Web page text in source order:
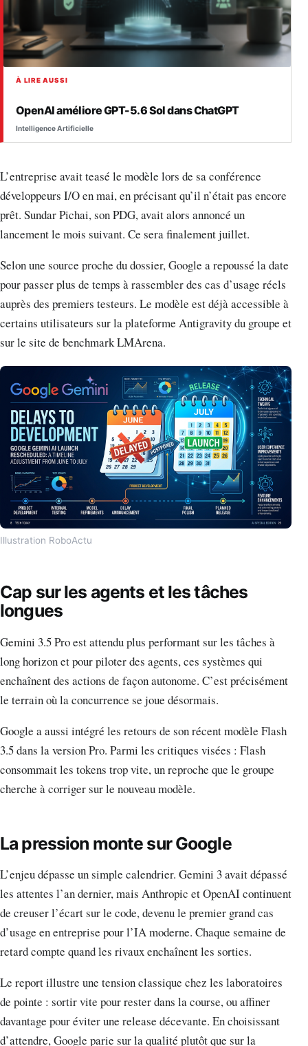
À LIRE AUSSI
OpenAI améliore GPT-5.6 Sol dans ChatGPT
Intelligence Artificielle
L’entreprise avait teasé le modèle lors de sa conférence
développeurs I/O en mai, en précisant qu’il n’était pas encore
prêt. Sundar Pichai, son PDG, avait alors annoncé un
lancement le mois suivant. Ce sera finalement juillet.
Selon une source proche du dossier, Google a repoussé la date
pour passer plus de temps à rassembler des cas d’usage réels
auprès des premiers testeurs. Le modèle est déjà accessible à
certains utilisateurs sur la plateforme Antigravity du groupe et
sur le site de benchmark LMArena.
Illustration RoboActu
Cap sur les agents et les tâches
longues
Gemini 3.5 Pro est attendu plus performant sur les tâches à
long horizon et pour piloter des agents, ces systèmes qui
enchaînent des actions de façon autonome. C’est précisément
le terrain où la concurrence se joue désormais.
Google a aussi intégré les retours de son récent modèle Flash
3.5 dans la version Pro. Parmi les critiques visées : Flash
consommait les tokens trop vite, un reproche que le groupe
cherche à corriger sur le nouveau modèle.
La pression monte sur Google
L’enjeu dépasse un simple calendrier. Gemini 3 avait dépassé
les attentes l’an dernier, mais Anthropic et OpenAI continuent
de creuser l’écart sur le code, devenu le premier grand cas
d’usage en entreprise pour l’IA moderne. Chaque semaine de
retard compte quand les rivaux enchaînent les sorties.
Le report illustre une tension classique chez les laboratoires
de pointe : sortir vite pour rester dans la course, ou affiner
davantage pour éviter une release décevante. En choisissant
d’attendre, Google parie sur la qualité plutôt que sur la